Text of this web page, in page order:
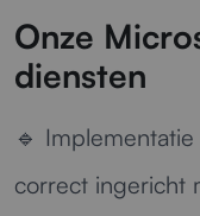
Onze
diensten
🔹
correct ingericht